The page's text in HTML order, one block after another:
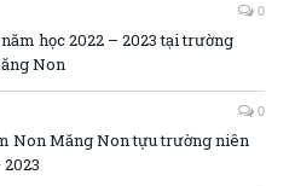
0
học 2022 – 2023 tại trường
Non
0
Non Măng Non tựu trường niên